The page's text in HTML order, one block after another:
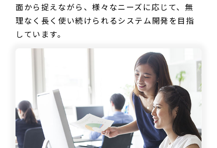
面から捉えながら、様々なニーズに応じて、無
理なく長く使い続けられるシステム開発を目指
しています。